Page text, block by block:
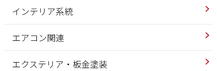
インテリア系統
エアコン関連
エクステリア・板金塗装